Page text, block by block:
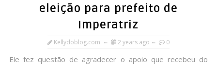
eleição para prefeito de
Imperatriz
Kellydoblog.com 2 years ago 0
Ele fez questão de agradecer o apoio que recebeu do